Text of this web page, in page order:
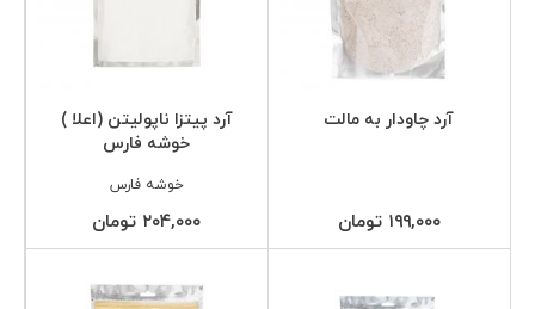
آرد چاودار به مالت
۱۹۹,۰۰۰ تومان
آرد پیتزا ناپولیتن (اعلا )
خوشه فارس
خوشه فارس
۲۰۴,۰۰۰ تومان